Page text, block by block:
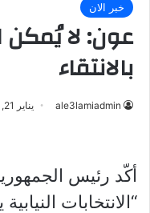
خبر الان
عون: لا يُمكن
بالانتقاء
ale3lamiadmin يناير 21, 2026
أكّد رئيس
“الانتخابات